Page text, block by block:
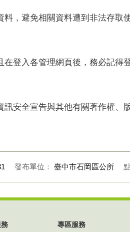
，避免相關資料遭到非法存取使
登入各管理網頁後，務必記得
安全宣告與其他有關著作權、
發布單位： 臺中市石岡區公所
專區服務